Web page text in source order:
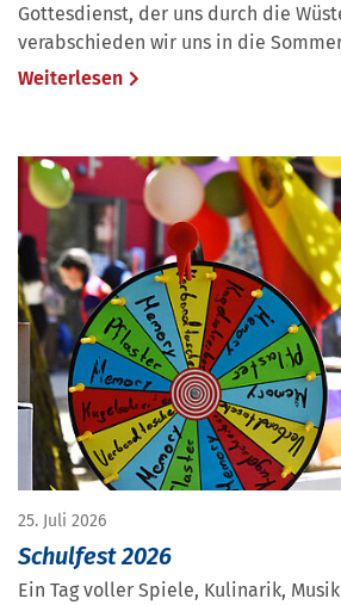
Gottesdienst, der uns durch die
verabschieden wir uns in die
Weiterlesen
25. Juli 2026
Schulfest 2026
Ein Tag voller Spiele, Kulinarik,